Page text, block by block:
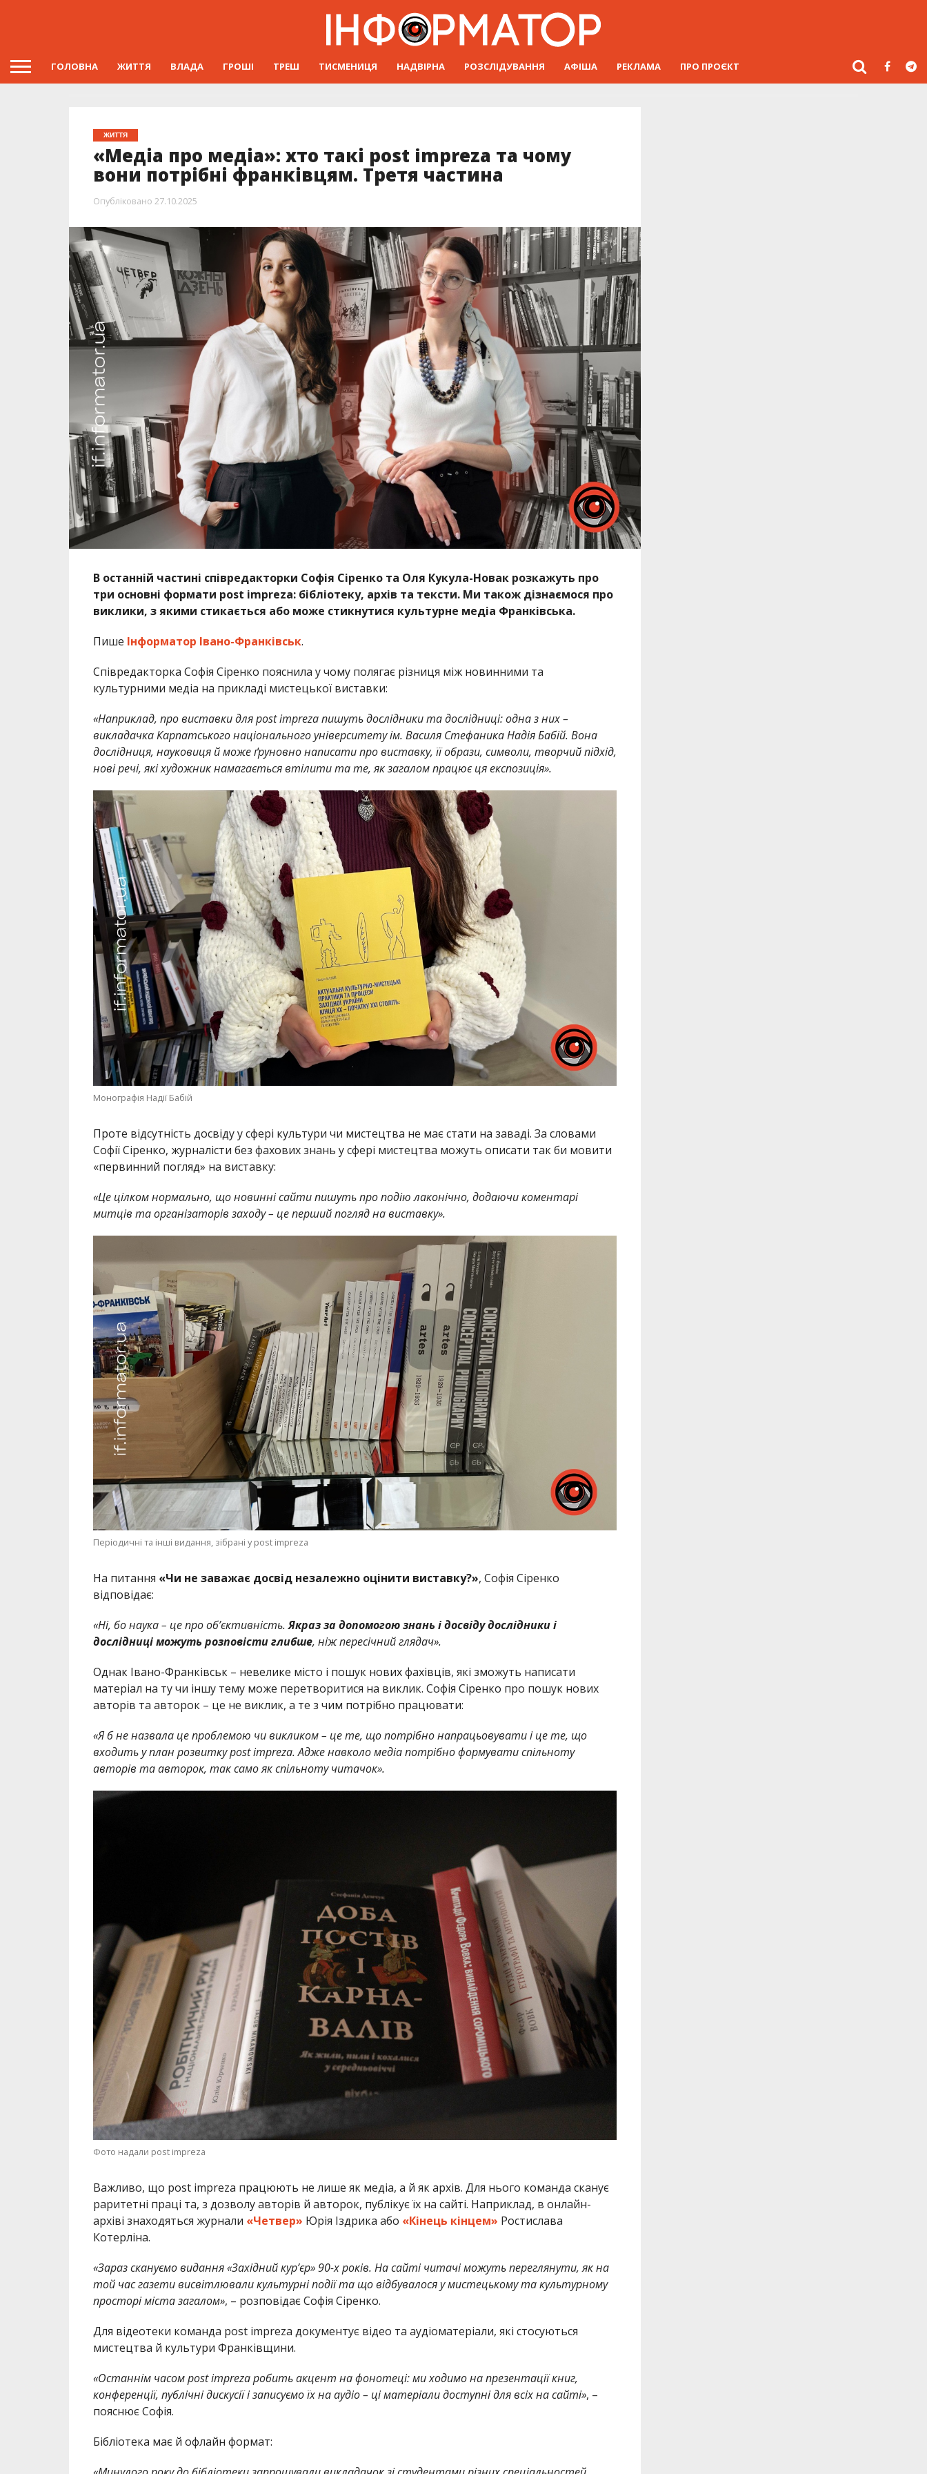
ГОЛОВНА ЖИТТЯ ВЛАДА ГРОШІ ТРЕШ ТИСМЕНИЦЯ НАДВІРНА РОЗСЛІДУВАННЯ АФІША РЕКЛАМА ПРО ПРОЄКТ
ЖИТТЯ
«Медіа про медіа»: хто такі post impreza та чому
вони потрібні франківцям. Третя частина
Опубліковано 27.10.2025
В останній частині співредакторки Софія Сіренко та Оля Кукула-Новак розкажуть про
три основні формати post impreza: бібліотеку, архів та тексти. Ми також дізнаємося про
виклики, з якими стикається або може стикнутися культурне медіа Франківська.
Пише Інформатор Івано-Франківськ.
Співредакторка Софія Сіренко пояснила у чому полягає різниця між новинними та
культурними медіа на прикладі мистецької виставки:
«Наприклад, про виставки для post impreza пишуть дослідники та дослідниці: одна з них –
викладачка Карпатського національного університету ім. Василя Стефаника Надія Бабій. Вона
дослідниця, науковиця й може ґруновно написати про виставку, її образи, символи, творчий підхід,
нові речі, які художник намагається втілити та те, як загалом працює ця експозиція».
Монографія Надії Бабій
Проте відсутність досвіду у сфері культури чи мистецтва не має стати на заваді. За словами
Софії Сіренко, журналісти без фахових знань у сфері мистецтва можуть описати так би мовити
«первинний погляд» на виставку:
«Це цілком нормально, що новинні сайти пишуть про подію лаконічно, додаючи коментарі
митців та організаторів заходу – це перший погляд на виставку».
Періодичні та інші видання, зібрані у post impreza
На питання «Чи не заважає досвід незалежно оцінити виставку?», Софія Сіренко
відповідає:
«Ні, бо наука – це про об’єктивність.Якраз за допомогою знань і досвіду дослідники і
дослідниці можуть розповісти глибше, ніж пересічний глядач».
Однак Івано-Франківськ – невелике місто і пошук нових фахівців, які зможуть написати
матеріал на ту чи іншу тему може перетворитися на виклик. Софія Сіренко про пошук нових
авторів та авторок – це не виклик, а те з чим потрібно працювати:
«Я б не назвала це проблемою чи викликом – це те, що потрібно напрацьовувати і це те, що
входить у план розвитку post impreza. Адже навколо медіа потрібно формувати спільноту
авторів та авторок, так само як спільноту читачок».
Фото надали post impreza
Важливо, що post impreza працюють не лише як медіа, а й як архів. Для нього команда сканує
раритетні праці та, з дозволу авторів й авторок, публікує їх на сайті. Наприклад, в онлайн-
архіві знаходяться журнали «Четвер» Юрія Іздрика або «Кінець кінцем» Ростислава
Котерліна.
«Зараз скануємо видання «Західний кур’єр» 90-х років. На сайті читачі можуть переглянути, як на
той час газети висвітлювали культурні події та що відбувалося у мистецькому та культурному
просторі міста загалом», – розповідає Софія Сіренко.
Для відеотеки команда post impreza документує відео та аудіоматеріали, які стосуються
мистецтва й культури Франківщини.
«Останнім часом post impreza робить акцент на фонотеці: ми ходимо на презентації книг,
конференції, публічні дискусії і записуємо їх на аудіо – ці матеріали доступні для всіх на сайті», –
пояснює Софія.
Бібліотека має й офлайн формат: